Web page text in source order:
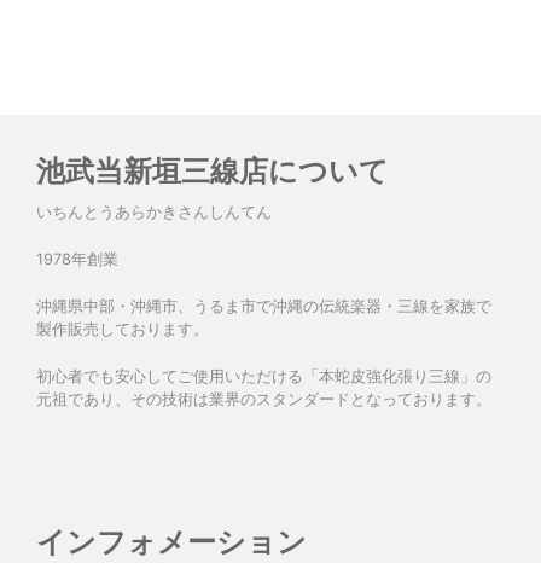
池武当新垣三線店について
いちんとうあらかきさんしんてん
1978年創業
沖縄県中部・沖縄市、うるま市で沖縄の伝統楽器・三線を家族で
製作販売しております。
初心者でも安心してご使用いただける「本蛇皮強化張り三線」の
元祖であり、その技術は業界のスタンダードとなっております。
インフォメーション